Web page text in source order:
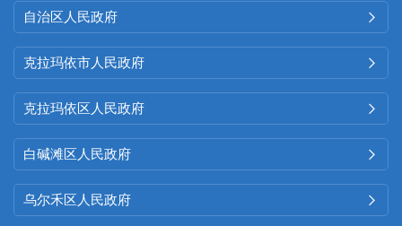
自治区人民政府 
克拉玛依市人民政府 
克拉玛依区人民政府 
白碱滩区人民政府 
乌尔禾区人民政府 